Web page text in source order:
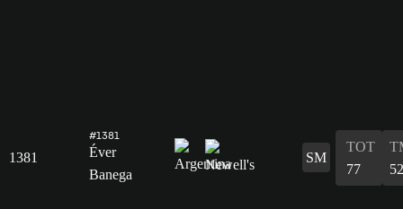
1381
#1381
Éver
Banega
SM
TOT
77
52